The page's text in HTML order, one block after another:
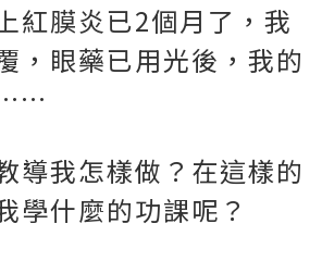
紅膜炎已2個月了，我
，眼藥已用光後，我的
……
導我怎樣做？在這樣的
學什麼的功課呢？